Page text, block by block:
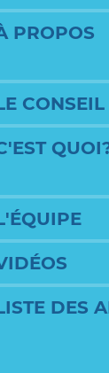
PROPOS
DES